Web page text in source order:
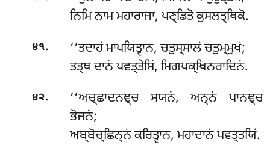
ਨਿਮਿ ਨਾਮ ਮਹਾਰਾਜਾ, ਪਣ੍ਡਿਤੋ ਕੁਸਲਤ੍ਥਿਕੋ.
੪੧.
‘‘ਤਦਾਹਂ ਮਾਪਯਿਤ੍ਵਾਨ, ਚਤੁਸ੍ਸਾਲਂ ਚਤੁਮ੍ਮੁਖਂ;
ਤਤ੍ਥ ਦਾਨਂ ਪਵਤ੍ਤੇਸਿਂ, ਮਿਗਪਕ੍ਖਿਨਰਾਦਿਨਂ.
੪੨.
‘‘ਅਚ੍ਛਾਦਨਞ੍ਚ ਸਯਨਂ, ਅਨ੍ਨਂ ਪਾਨਞ੍ਚ
ਭੋਜਨਂ;
ਅਬ੍ਬੋਚ੍ਛਿਨ੍ਨਂ ਕਰਿਤ੍ਵਾਨ, ਮਹਾਦਾਨਂ ਪਵਤ੍ਤਯਿਂ.